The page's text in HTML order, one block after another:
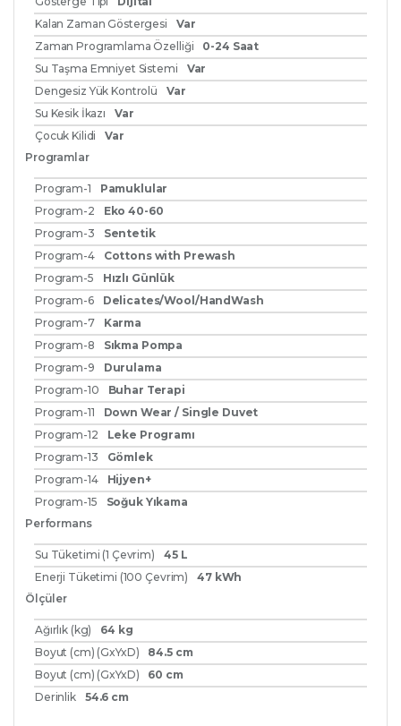
Kalan Zaman Göstergesi
Var
Zaman Programlama Özelliği
0-24 Saat
Su Taşma Emniyet Sistemi
Var
Dengesiz Yük Kontrolü
Var
Su Kesik İkazı
Var
Çocuk Kilidi
Var
Programlar
Program-1
Pamuklular
Program-2
Eko 40-60
Program-3
Sentetik
Program-4
Cottons with Prewash
Program-5
Hızlı Günlük
Program-6
Delicates/Wool/HandWash
Program-7
Karma
Program-8
Sıkma Pompa
Program-9
Durulama
Program-10
Buhar Terapi
Program-11
Down Wear / Single Duvet
Program-12
Leke Programı
Program-13
Gömlek
Program-14
Hijyen+
Program-15
Soğuk Yıkama
Performans
Su Tüketimi (1 Çevrim)
45 L
Enerji Tüketimi (100 Çevrim)
47 kWh
Ölçüler
Ağırlık (kg)
64 kg
Boyut (cm) (GxYxD)
84.5 cm
Boyut (cm) (GxYxD)
60 cm
Derinlik
54.6 cm